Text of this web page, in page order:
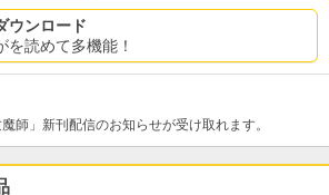
ウンロード
を読めて多機能！
師」新刊配信のお知らせが受け取れます。